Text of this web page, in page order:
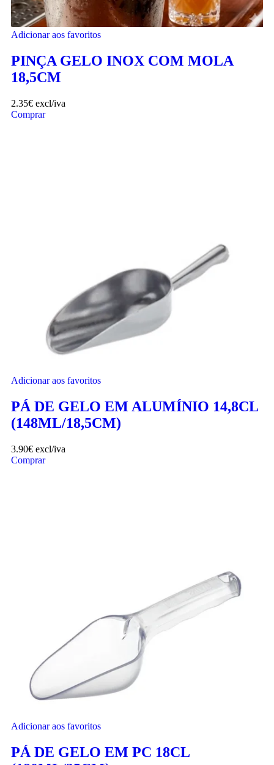
Adicionar aos favoritos
PINÇA GELO INOX COM MOLA
18,5CM
2.35€ excl/iva
Comprar
Adicionar aos favoritos
PÁ DE GELO EM ALUMÍNIO 14,8CL
(148ML/18,5CM)
3.90€ excl/iva
Comprar
Adicionar aos favoritos
PÁ DE GELO EM PC 18CL